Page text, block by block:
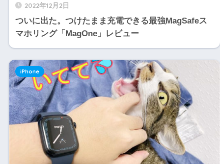
2022年12月2日
ついに出た。つけたまま充電できる最強MagSafeス
マホリング「MagOne」レビュー
iPhone